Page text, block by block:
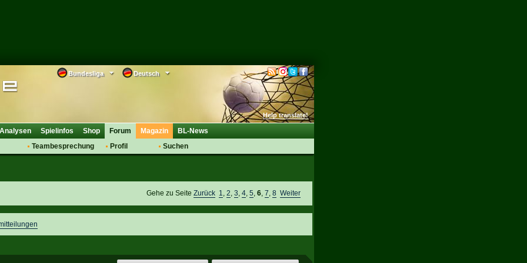
Deutsch
Bundesliga
Help translate!
Analysen Spielinfos Shop
Forum
Teambesprechung
Saisonübergang
Profil
Suchen
Magazin BL-News
Gehe zu SeiteZurück 1 ,2 ,3 ,4 ,5 ,6 ,7 ,8 Weiter